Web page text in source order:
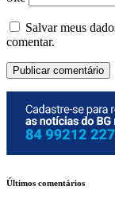
Salvar meus
comentar.
Últimos comentários